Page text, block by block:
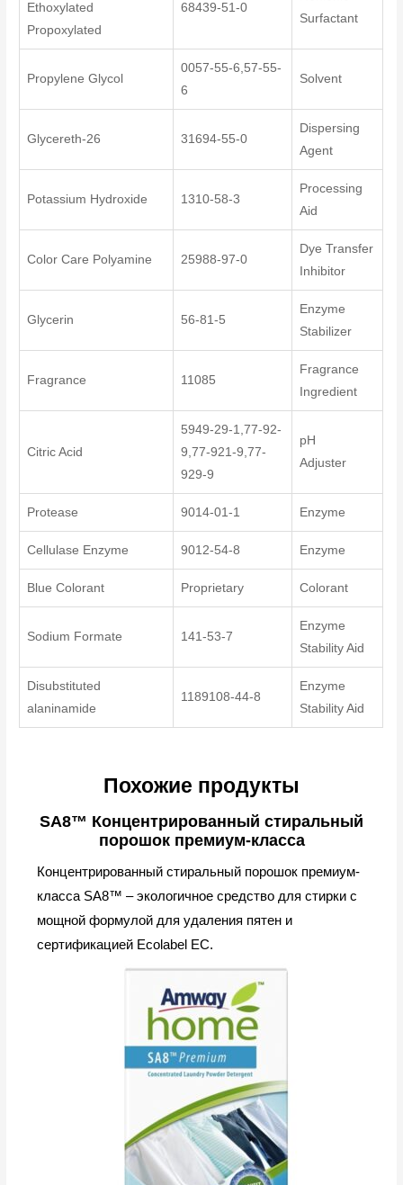
Ethoxylated
Propoxylated
68439-51-0
Surfactant
Propylene Glycol
0057-55-6,57-55-
6
Solvent
Glycereth-26 31694-55-0
Dispersing
Agent
Potassium Hydroxide 1310-58-3
Processing
Aid
Color Care Polyamine 25988-97-0
Dye Transfer
Inhibitor
Glycerin 56-81-5
Enzyme
Stabilizer
Fragrance 11085
Fragrance
Ingredient
Citric Acid
5949-29-1,77-92-
9,77-921-9,77-
929-9
pH
Adjuster
Protease 9014-01-1 Enzyme
Cellulase Enzyme 9012-54-8 Enzyme
Blue Colorant Proprietary Colorant
Sodium Formate 141-53-7
Enzyme
Stability Aid
Disubstituted
alaninamide
1189108-44-8
Enzyme
Stability Aid
Похожие продукты
SA8™ Концентрированный стиральный
порошок премиум-класса
Концентрированный стиральный порошок премиум-
класса SA8™ – экологичное средство для стирки с
мощной формулой для удаления пятен и
сертификацией Ecolabel ЕС.